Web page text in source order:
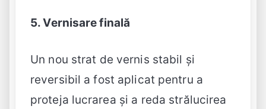
5. Vernisare finală
Un nou strat de vernis stabil și
reversibil a fost aplicat pentru a
proteja lucrarea și a reda strălucirea